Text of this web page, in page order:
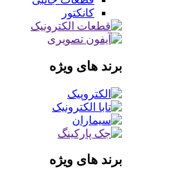
کانکتور
برند های ویژه
برند های ویژه